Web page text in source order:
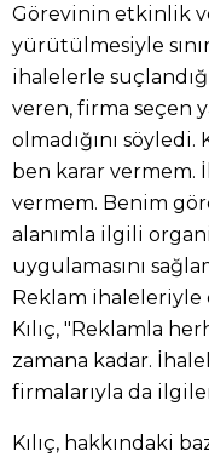
Görevinin etkinlik
yürütülmesiyle
ihalelerle
veren, firma seçen
olmadığını
ben karar vermem.
vermem. Benim
alanımla ilgili
uygulamasını
Reklam ihaleleriyle
Kılıç, "Reklamla
zamana kadar.
firmalarıyla da
Kılıç, hakkındaki